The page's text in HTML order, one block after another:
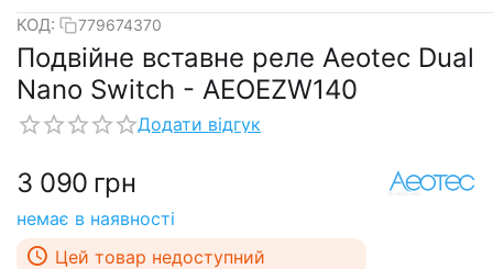
КОД: 779674370
Подвійне вставне реле Aeotec Dual
Nano Switch - AEOEZW140
Додати відгук
3 090 грн
немає в наявності
Цей товар недоступний